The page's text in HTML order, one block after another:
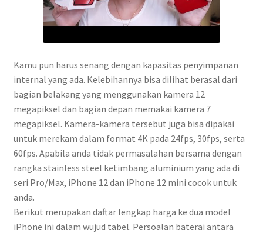
Kamu pun harus senang dengan kapasitas penyimpanan
internal yang ada. Kelebihannya bisa dilihat berasal dari
bagian belakang yang menggunakan kamera 12
megapiksel dan bagian depan memakai kamera 7
megapiksel. Kamera-kamera tersebut juga bisa dipakai
untuk merekam dalam format 4K pada 24fps, 30fps, serta
60fps. Apabila anda tidak permasalahan bersama dengan
rangka stainless steel ketimbang aluminium yang ada di
seri Pro/Max, iPhone 12 dan iPhone 12 mini cocok untuk
anda.
Berikut merupakan daftar lengkap harga ke dua model
iPhone ini dalam wujud tabel. Persoalan baterai antara